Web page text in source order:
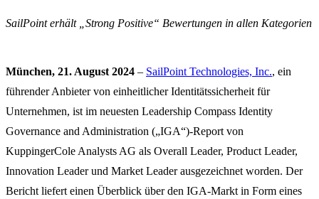
SailPoint erhält „Strong Positive“ Bewertungen in allen Kategorien
München, 21. August 2024 – SailPoint Technologies, Inc., ein
führender Anbieter von einheitlicher Identitätssicherheit für
Unternehmen, ist im neuesten Leadership Compass Identity
Governance and Administration („IGA“)-Report von
KuppingerCole Analysts AG als Overall Leader, Product Leader,
Innovation Leader und Market Leader ausgezeichnet worden. Der
Bericht liefert einen Überblick über den IGA-Markt in Form eines